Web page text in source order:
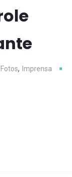
,
Imprensa